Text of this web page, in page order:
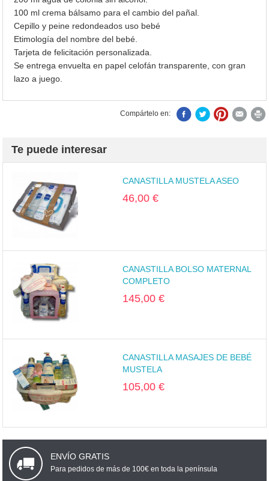
100 ml crema bálsamo para el cambio del pañal.
Cepillo y peine redondeados uso bebé
Etimología del nombre del bebé.
Tarjeta de felicitación personalizada.
Se entrega envuelta en papel celofán transparente, con gran
lazo a juego.
Compártelo en:
Te puede interesar
CANASTILLA MUSTELA ASEO
46,00 €
CANASTILLA BOLSO MATERNAL
COMPLETO
145,00 €
CANASTILLA MASAJES DE BEBÉ
MUSTELA
105,00 €
ENVÍO GRATIS
Para pedidos de más de 100€ en toda la península